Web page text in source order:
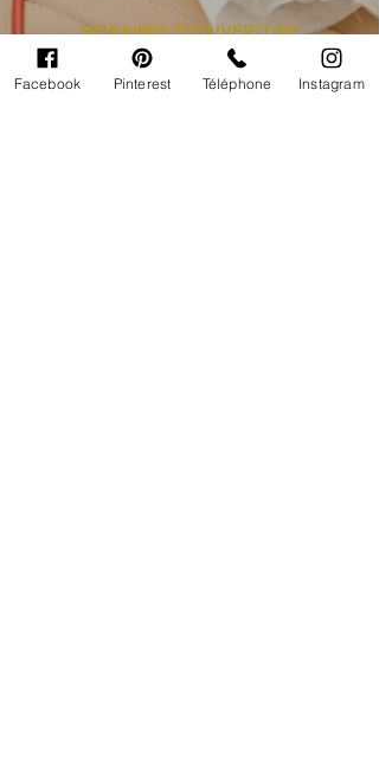
HORAIRES D'OUVERTURE
Lundi : Fermé
Facebook Pinterest Téléphone Instagram